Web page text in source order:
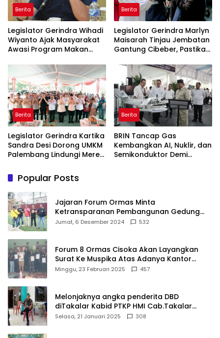
Berita
Legislator Gerindra Wihadi
Wiyanto Ajak Masyarakat
Awasi Program Makan
Sasaran
Berita
Legislator Gerindra Marlyn
Maisarah Tinjau Jembatan
Gantung Cibeber, Pastikan
Berita
Legislator Gerindra Kartika
Sandra Desi Dorong UMKM
Palembang Lindungi Merek
Berita
BRIN Tancap Gas
Kembangkan AI, Nuklir, dan
Semikonduktor Demi
Popular Posts
Jajaran Forum Ormas Minta
Ketransparanan Pembangunan Gedung
Damkar Di Kecamatan Cisoka
Jumat, 6 Desember 2024 532
Forum 8 Ormas Cisoka Akan Layangkan
Surat Ke Muspika Atas Adanya Kantor
Matel di Cisoka
Minggu, 23 Februari 2025 457
Melonjaknya angka penderita DBD
diTakalar Kabid PTKP HMI Cab.Takalar
angkat bicara
Selasa, 21 Januari 2025 308